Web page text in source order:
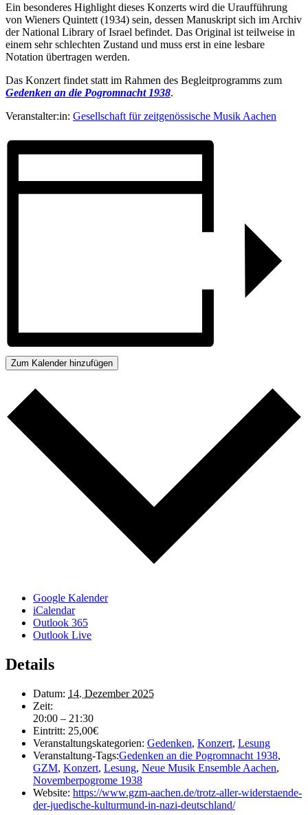
Ein besonderes Highlight dieses Konzerts wird die Uraufführung
von Wieners Quintett (1934) sein, dessen Manuskript sich im Archiv
der National Library of Israel befindet. Das Original ist teilweise in
einem sehr schlechten Zustand und muss erst in eine lesbare
Notation übertragen werden.
Das Konzert findet statt im Rahmen des Begleitprogramms zum
Gedenken an die Pogromnacht 1938.
Veranstalter:in: Gesellschaft für zeitgenössische Musik Aachen
Zum Kalender hinzufügen
Google Kalender
iCalendar
Outlook 365
Outlook Live
Details
Datum: 14. Dezember 2025
Zeit:
20:00 – 21:30
Eintritt: 25,00€
Veranstaltungskategorien: Gedenken, Konzert, Lesung
Veranstaltung-Tags:Gedenken an die Pogromnacht 1938,
GZM, Konzert, Lesung, Neue Musik Ensemble Aachen,
Novemberpogrome 1938
Website: https://www.gzm-aachen.de/trotz-aller-widerstaende-
der-juedische-kulturmund-in-nazi-deutschland/